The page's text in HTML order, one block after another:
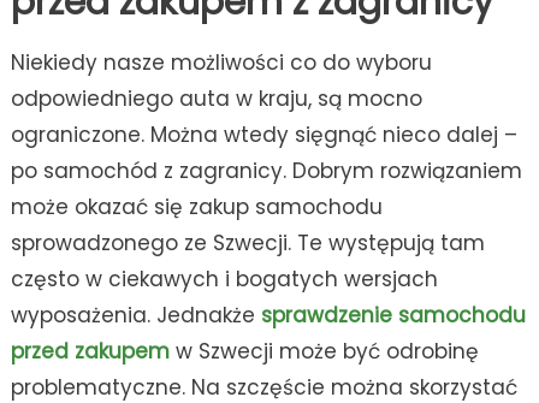
Niekiedy nasze możliwości co do wyboru
odpowiedniego auta w kraju, są mocno
ograniczone. Można wtedy sięgnąć nieco dalej –
po samochód z zagranicy. Dobrym rozwiązaniem
może okazać się zakup samochodu
sprowadzonego ze Szwecji. Te występują tam
często w ciekawych i bogatych wersjach
wyposażenia. Jednakże sprawdzenie samochodu
przed zakupemw Szwecji może być odrobinę
problematyczne. Na szczęście można skorzystać